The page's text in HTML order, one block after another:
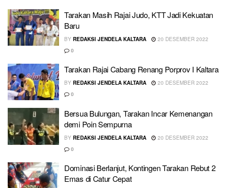
Tarakan Masih Rajai Judo, KTT Jadi Kekuatan
Baru
BY REDAKSI JENDELA KALTARA
20 DESEMBER 2022
0
Tarakan Rajai Cabang Renang Porprov I Kaltara
BY REDAKSI JENDELA KALTARA
20 DESEMBER 2022
0
Bersua Bulungan, Tarakan Incar Kemenangan
demi Poin Sempurna
BY REDAKSI JENDELA KALTARA
20 DESEMBER 2022
0
Dominasi Berlanjut, Kontingen Tarakan Rebut 2
Emas di Catur Cepat